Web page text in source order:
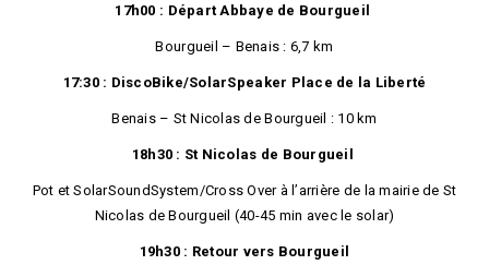
17h00 : Départ Abbaye de Bourgueil
Bourgueil – Benais : 6,7 km
17:30 : DiscoBike/SolarSpeaker Place de la Liberté
Benais – St Nicolas de Bourgueil : 10 km
18h30 : St Nicolas de Bourgueil
Pot et SolarSoundSystem/Cross Over à l’arrière de la mairie de St
Nicolas de Bourgueil (40-45 min avec le solar)
19h30 : Retour vers Bourgueil